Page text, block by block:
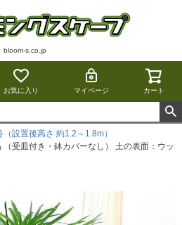
bloom-s.co.jp
お気に入り マイページ カート
設置後高さ 約1.2～1.8m）
（受皿付き・鉢カバーなし） 土の表面：ウッ